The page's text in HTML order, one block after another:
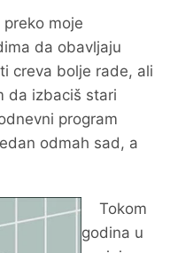
moje
da obavljaju
creva bolje rade, ali
da izbaciš stari
program
odmah sad, a
Tokom
godina u